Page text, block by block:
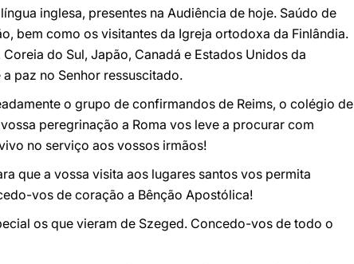
inglesa, presentes na Audiência de hoje. Saúdo de
bem como os visitantes da Igreja ortodoxa da Finlândia.
do Sul, Japão, Canadá e Estados Unidos da
paz no Senhor ressuscitado.
o grupo de confirmandos de Reims, o colégio de
peregrinação a Roma vos leve a procurar com
no serviço aos vossos irmãos!
que a vossa visita aos lugares santos vos permita
vos de coração a Bênção Apostólica!
os que vieram de Szeged. Concedo-vos de todo o